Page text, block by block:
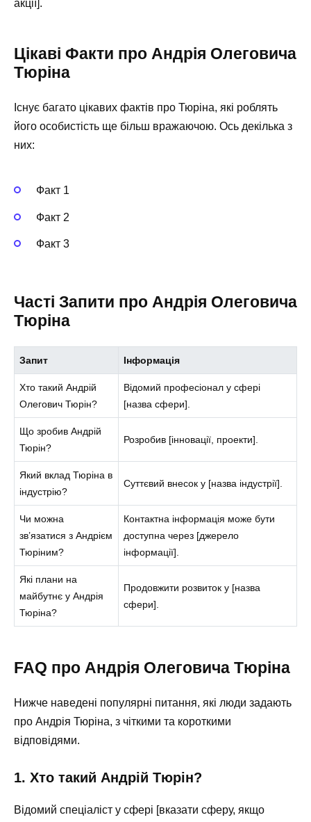
акції].
Цікаві Факти про Андрія Олеговича
Тюріна
Існує багато цікавих фактів про Тюріна, які роблять
його особистість ще більш вражаючою. Ось декілька з
них:
Факт 1
Факт 2
Факт 3
Часті Запити про Андрія Олеговича
Тюріна
Запит Інформація
Хто такий Андрій
Олегович Тюрін?
Відомий професіонал у сфері
[назва сфери].
Що зробив Андрій
Тюрін?
Розробив [інновації, проекти].
Який вклад Тюріна в
індустрію?
Суттєвий внесок у [назва індустрії].
Чи можна
зв’язатися з Андрієм
Тюріним?
Контактна інформація може бути
доступна через [джерело
інформації].
Які плани на
майбутнє у Андрія
Тюріна?
Продовжити розвиток у [назва
сфери].
FAQ про Андрія Олеговича Тюріна
Нижче наведені популярні питання, які люди задають
про Андрія Тюріна, з чіткими та короткими
відповідями.
1. Хто такий Андрій Тюрін?
Відомий спеціаліст у сфері [вказати сферу, якщо